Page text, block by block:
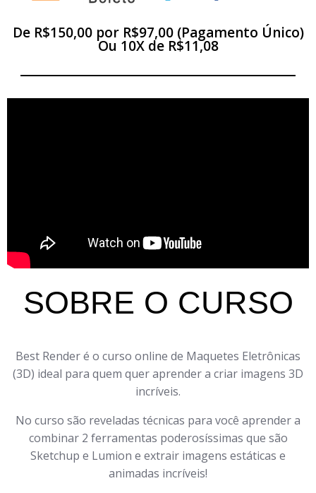
De R$150,00 por R$97,00 (Pagamento Único)
Ou 10X de R$11,08
SOBRE O CURSO
Best Render é o curso online de Maquetes Eletrônicas
(3D) ideal para quem quer aprender a criar imagens 3D
incríveis.
No curso são reveladas técnicas para você aprender a
combinar 2 ferramentas poderosíssimas que são
Sketchup e Lumion e extrair imagens estáticas e
animadas incríveis!